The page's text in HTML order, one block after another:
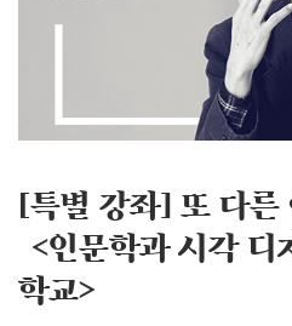
만들 수 있는 서비스입니다. ▶
(https://www.eggpage.net) 에
에디터, 관리자 웹에디터의 가장
코딩 등 전문 지식이 필요하지 않
호스팅 및 도메인 연결 서비스..
[특별 강좌] 또 다른
＜인문학과 시각
학교＞